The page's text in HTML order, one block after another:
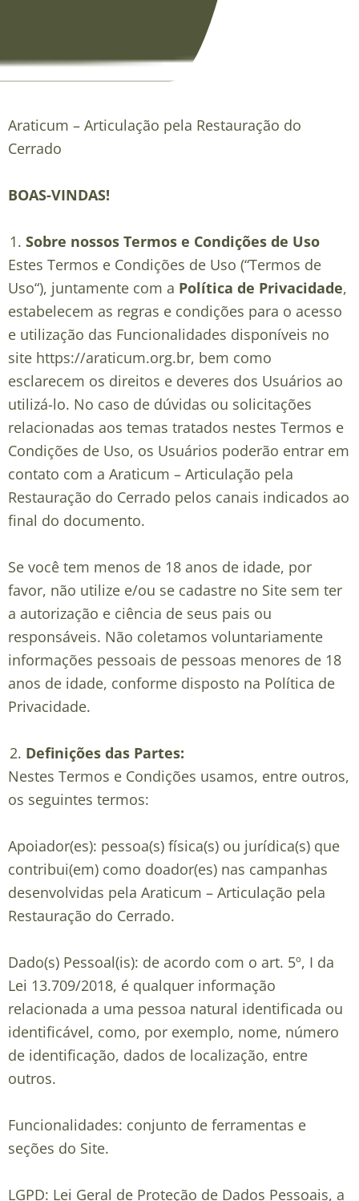
Araticum – Articulação pela Restauração do
Cerrado
BOAS-VINDAS!
Sobre nossos Termos e Condições de Uso
Estes Termos e Condições de Uso (“Termos de
Uso“), juntamente com a Política de Privacidade,
estabelecem as regras e condições para o acesso
e utilização das Funcionalidades disponíveis no
site https://araticum.org.br, bem como
esclarecem os direitos e deveres dos Usuários ao
utilizá-lo. No caso de dúvidas ou solicitações
relacionadas aos temas tratados nestes Termos e
Condições de Uso, os Usuários poderão entrar em
contato com a Araticum – Articulação pela
Restauração do Cerrado pelos canais indicados ao
final do documento.
Se você tem menos de 18 anos de idade, por
favor, não utilize e/ou se cadastre no Site sem ter
a autorização e ciência de seus pais ou
responsáveis. Não coletamos voluntariamente
informações pessoais de pessoas menores de 18
anos de idade, conforme disposto na Política de
Privacidade.
Definições das Partes:
Nestes Termos e Condições usamos, entre outros,
os seguintes termos:
Apoiador(es): pessoa(s) física(s) ou jurídica(s) que
contribui(em) como doador(es) nas campanhas
desenvolvidas pela Araticum – Articulação pela
Restauração do Cerrado.
Dado(s) Pessoal(is): de acordo com o art. 5º, I da
Lei 13.709/2018, é qualquer informação
relacionada a uma pessoa natural identificada ou
identificável, como, por exemplo, nome, número
de identificação, dados de localização, entre
outros.
Funcionalidades: conjunto de ferramentas e
seções do Site.
LGPD: Lei Geral de Proteção de Dados Pessoais, a